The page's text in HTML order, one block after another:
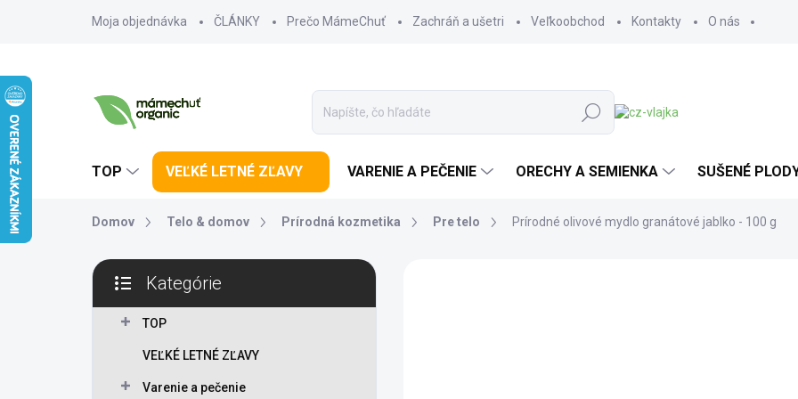
Moja objednávka
ČLÁNKY Prečo MámeChuť Zachráň a ušetri Veľkoobchod Kontakty O nás
Hľadať
TOP VEĽKÉ LETNÉ ZĽAVY VARENIE A PEČENIE ORECHY A SEMIENKA SUŠENÉ
Domov Telo & domov Prírodná kozmetika Pre telo Prírodné olivové mydlo granátové jablko - 100 g
Bočný panel
Preskočiť kategórie
Kategórie
TOP
VEĽKÉ LETNÉ ZĽAVY
Varenie a pečenie